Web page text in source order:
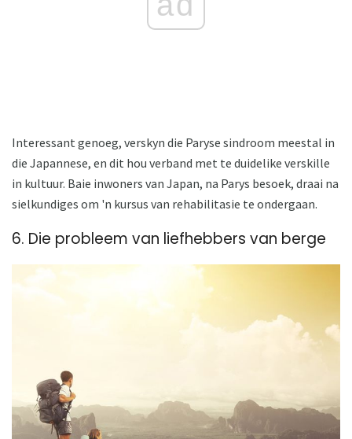
Interessant genoeg, verskyn die Paryse sindroom meestal in
die Japannese, en dit hou verband met te duidelike verskille
in kultuur. Baie inwoners van Japan, na Parys besoek, draai na
sielkundiges om 'n kursus van rehabilitasie te ondergaan.
6. Die probleem van liefhebbers van berge